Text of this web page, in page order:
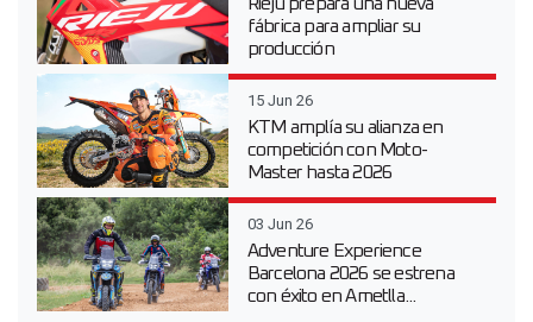
fábrica para ampliar su
producción
15 Jun 26
KTM amplía su alianza en
competición con Moto-
Master hasta 2026
03 Jun 26
Adventure Experience
Barcelona 2026 se estrena
con éxito en Ametlla...